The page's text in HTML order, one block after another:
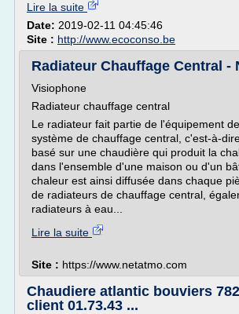
Lire la suite
Date: 2019-02-11 04:45:46
Site : http://www.ecoconso.be
Radiateur Chauffage Central -
Visiophone
Radiateur chauffage central
Le radiateur fait partie de l'équipement
système de chauffage central, c'est-à-
basé sur une chaudière qui produit la
dans l'ensemble d'une maison ou d'un
chaleur est ainsi diffusée dans chaque
de radiateurs de chauffage central,
radiateurs à eau...
Lire la suite
Site : https://www.netatmo.com
Chaudiere atlantic bouviers
client 01.73.43 ...